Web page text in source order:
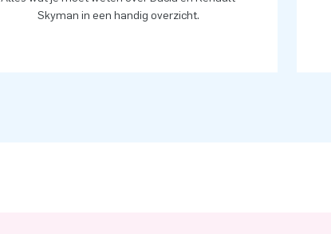
Skyman in een handig overzicht.